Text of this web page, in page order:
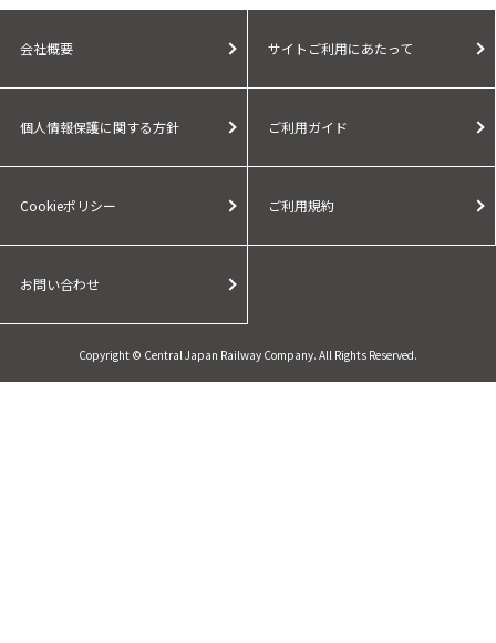
会社概要 サイトご利用にあたって
個人情報保護に関する方針 ご利用ガイド
Cookieポリシー ご利用規約
お問い合わせ
Copyright © Central Japan Railway Company. All Rights Reserved.